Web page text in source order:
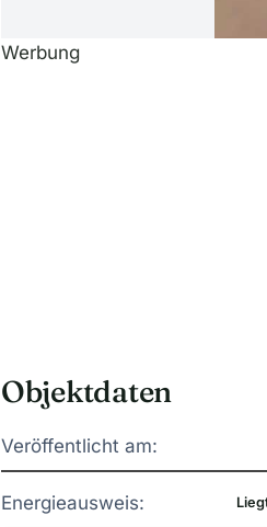
Werbung
Objektdaten
Veröffentlicht am:
Energieausweis: